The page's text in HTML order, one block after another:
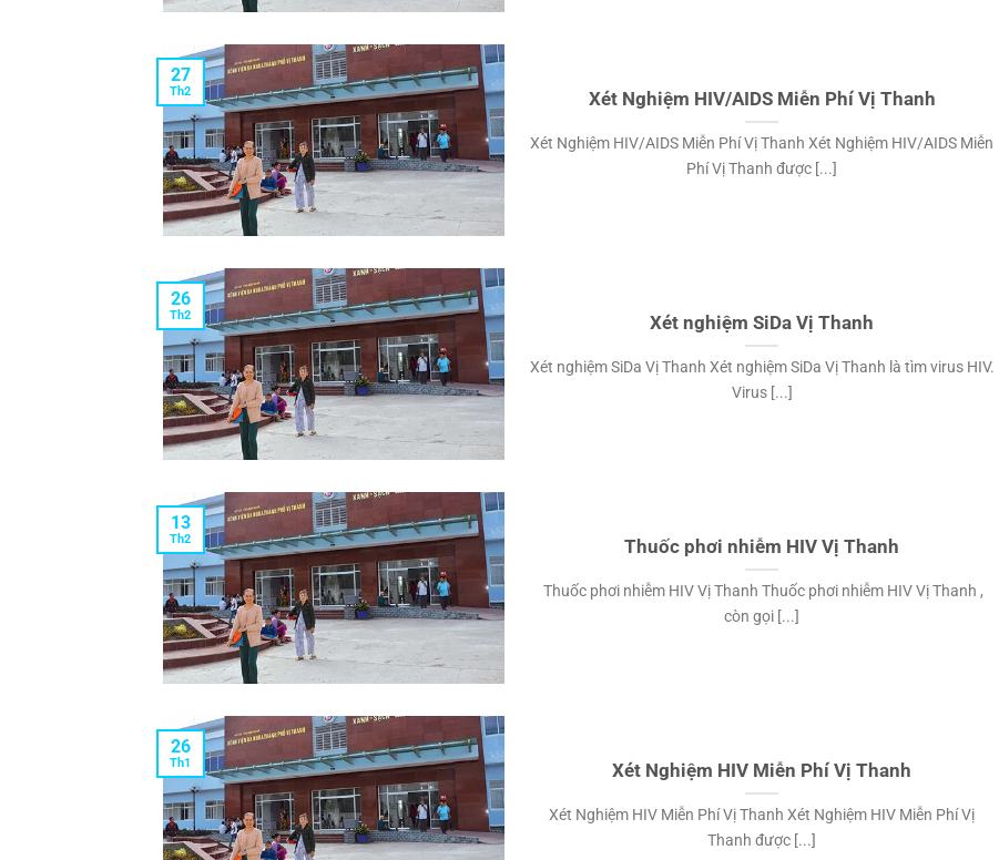
Xét Nghiệm HIV/AIDS Miễn Phí Vị Thanh
Xét Nghiệm HIV/AIDS Miễn Phí Vị Thanh Xét Nghiệm HIV/AIDS Miễn
Phí Vị Thanh được [...]
27
Th2
Xét nghiệm SiDa Vị Thanh
Xét nghiệm SiDa Vị Thanh Xét nghiệm SiDa Vị Thanh là tìm virus HIV.
Virus [...]
26
Th2
Thuốc phơi nhiễm HIV Vị Thanh
Thuốc phơi nhiễm HIV Vị Thanh Thuốc phơi nhiễm HIV Vị Thanh ,
còn gọi [...]
13
Th2
Xét Nghiệm HIV Miễn Phí Vị Thanh
Xét Nghiệm HIV Miễn Phí Vị Thanh Xét Nghiệm HIV Miễn Phí Vị
Thanh được [...]
26
Th1